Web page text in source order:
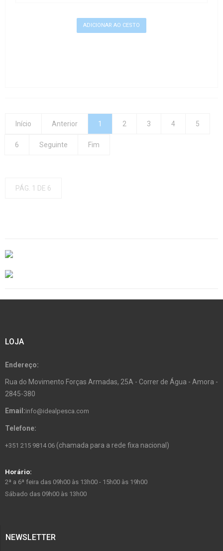
Início Anterior 1 2 3 4 5
6 Seguinte Fim
PÁG. 1 DE 6
LOJA
Endereço:
Rua do Movimento Forças Armadas, 25A - Correr de Água - Amora -
2845-380
Email:info@idealpesca.com
Telefone:
+351 215 9814 06 (chamada para a rede fixa nacional)
Horário:
2ª a 6ª feira das 09h00 às 13h00 - 15h00 às 19h00
Sábado das 09h00 às 13h00
NEWSLETTER